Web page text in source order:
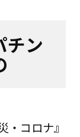
チン
コロナ』